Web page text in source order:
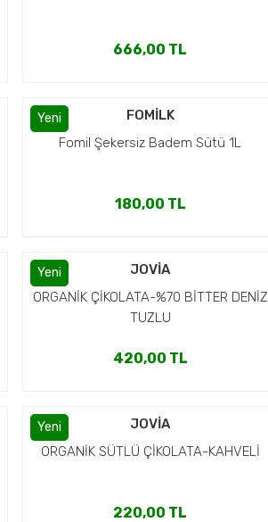
666,00 TL
Yeni
FOMİLK
Fomil Şekersiz Badem Sütü 1L
180,00 TL
Yeni
JOVİA
ORGANİK ÇİKOLATA-%70 BİTTER DENİZ
TUZLU
420,00 TL
Yeni
JOVİA
ORGANİK SÜTLÜ ÇİKOLATA-KAHVELİ
220,00 TL